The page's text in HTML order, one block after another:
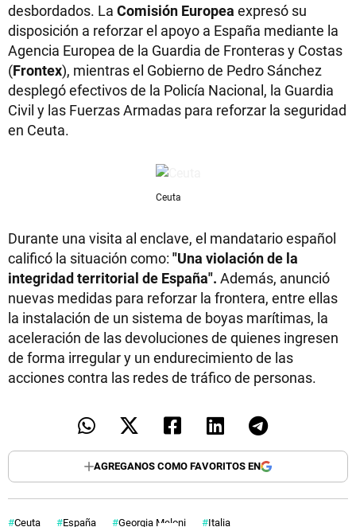
desbordados. La Comisión Europea expresó su
disposición a reforzar el apoyo a España mediante la
Agencia Europea de la Guardia de Fronteras y Costas
(Frontex), mientras el Gobierno de Pedro Sánchez
desplegó efectivos de la Policía Nacional, la Guardia
Civil y las Fuerzas Armadas para reforzar la seguridad
en Ceuta.
Ceuta
Durante una visita al enclave, el mandatario español
calificó la situación como: "Una violación de la
integridad territorial de España". Además, anunció
nuevas medidas para reforzar la frontera, entre ellas
la instalación de un sistema de boyas marítimas, la
aceleración de las devoluciones de quienes ingresen
de forma irregular y un endurecimiento de las
acciones contra las redes de tráfico de personas.
AGREGANOS COMO FAVORITOS EN
Ceuta España Georgia Meloni Italia